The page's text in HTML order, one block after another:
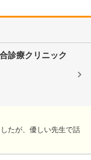
診療クリニック
たが、優しい先生で話